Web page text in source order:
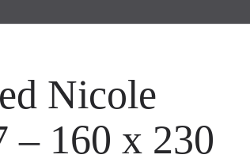
Nicole
– 160 x 230